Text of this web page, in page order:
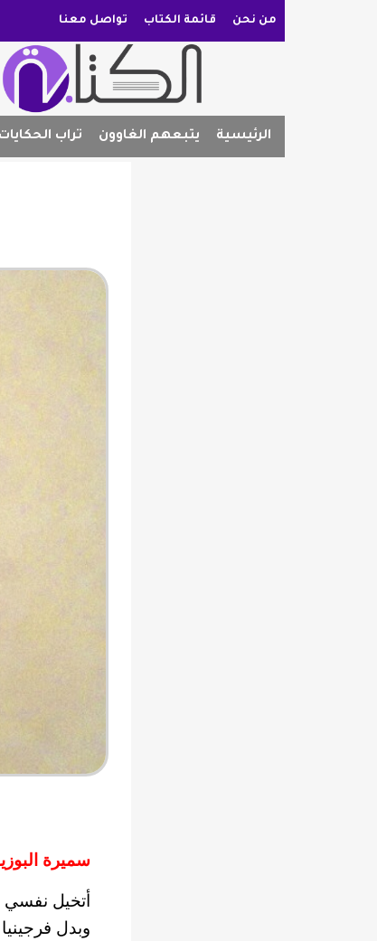
من نحن قائمة الكتاب تواصل معنا
الرئيسية يتبعهم الغاوون تراب الحكايات
سميرة
أتخيل نفسي
وبدل